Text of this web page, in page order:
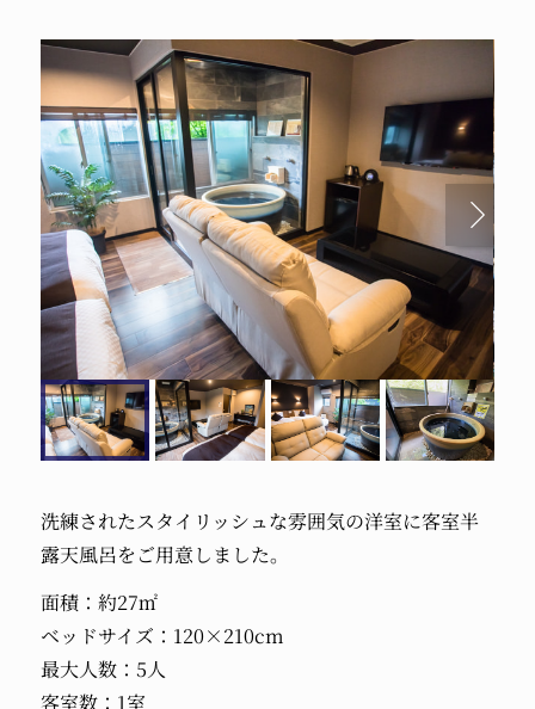
洗練されたスタイリッシュな雰囲気の洋室に客室半
露天風呂をご用意しました。
面積：約27㎡
ベッドサイズ：120×210cm
最大人数：5人
客室数：1室